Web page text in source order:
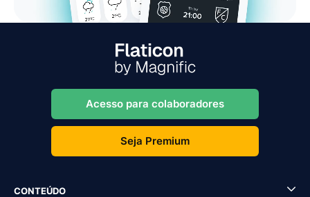
Acesso para colaboradores
Seja Premium
CONTEÚDO